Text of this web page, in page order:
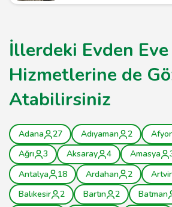
İllerdeki Evden
Hizmetlerine de
Atabilirsiniz
Adana 27 Adıyaman 2
Ağrı
3 Aksaray 4 Amasya
Antalya
18 Ardahan 2
Balıkesir
2 Bartın 2 Batman